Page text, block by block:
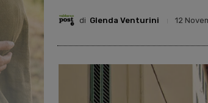
di Glenda Venturini 12